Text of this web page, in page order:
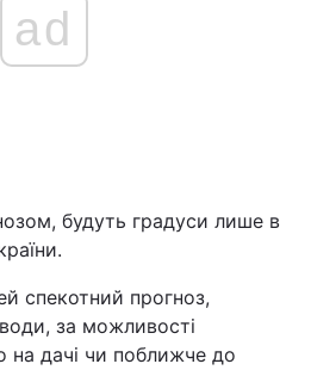
ad
будуть градуси лише в
спекотний прогноз,
за можливості
на дачі чи поближче до